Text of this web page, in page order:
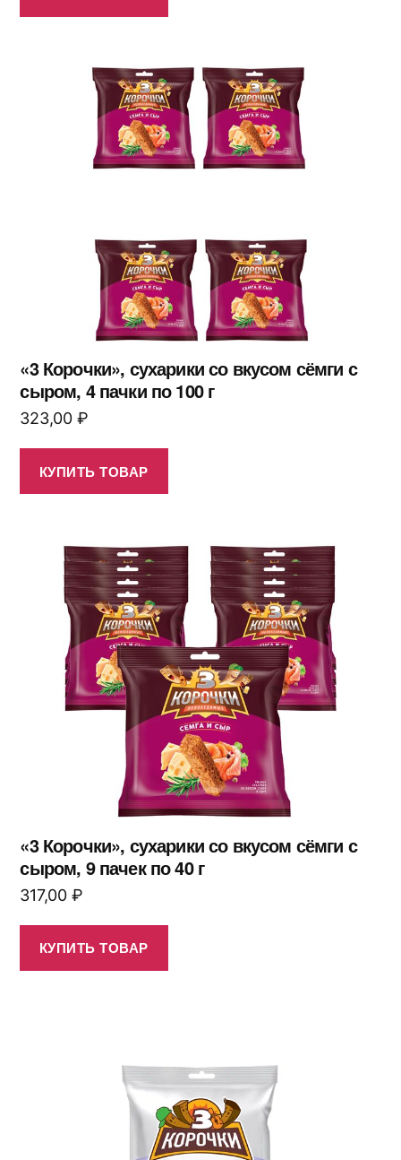
«3 Корочки», сухарики со вкусом сёмги с
сыром, 4 пачки по 100 г
323,00 ₽
КУПИТЬ ТОВАР
«3 Корочки», сухарики со вкусом сёмги с
сыром, 9 пачек по 40 г
317,00 ₽
КУПИТЬ ТОВАР